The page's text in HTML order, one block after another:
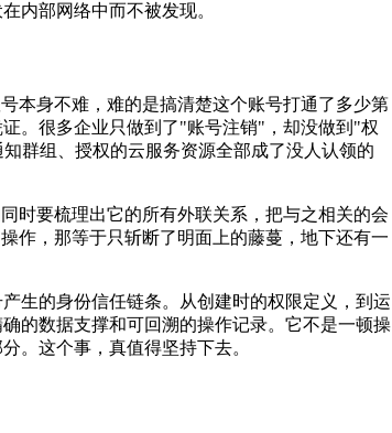
内部网络中而不被发现。
本身不难，难的是搞清楚这个账号打通了多少第
证。很多企业只做到了"账号注销"，却没做到"权
群组、授权的云服务资源全部成了没人认领的
时要梳理出它的所有外联关系，把与之相关的会
作，那等于只斩断了明面上的藤蔓，地下还有一
生的身份信任链条。从创建时的权限定义，到运
的数据支撑和可回溯的操作记录。它不是一顿操
。这个事，真值得坚持下去。